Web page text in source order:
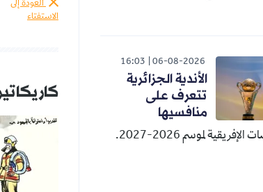
06-08-2026
16:03
الأندية الجزائرية
تتعرف على
منافسيها
لموسم 2026-2027.
العودة إلى
الاستفتاء